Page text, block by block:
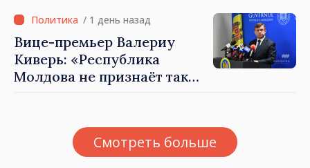
/ 1 день назад
Вице-премьер Валериу
Киверь: «Республика
Молдова не признаёт так
осуществлённые
тираспольскими властями
в восточных районах»
Смотреть больше